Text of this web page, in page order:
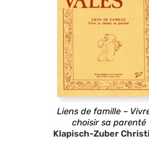
Liens de famille –
choisir sa parenté
Klapisch-Zuber